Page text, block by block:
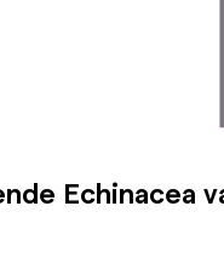
Echinacea